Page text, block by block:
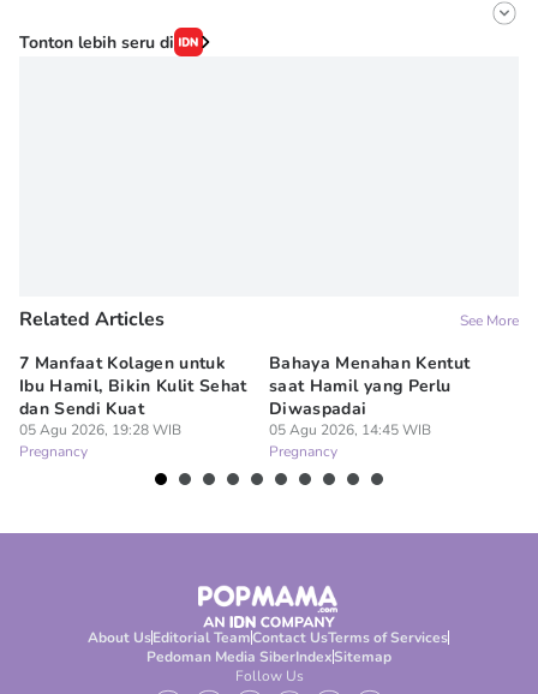
Editor
Onic Metheany
Tonton lebih seru di
Related Articles See More
7 Manfaat Kolagen untuk
Ibu Hamil, Bikin Kulit Sehat
dan Sendi Kuat
05 Agu 2026, 19:28 WIB
Pregnancy
Bahaya Menahan Kentut
saat Hamil yang Perlu
Diwaspadai
05 Agu 2026, 14:45 WIB
Pregnancy
About UsEditorial TeamContact UsTerms of Services
Pedoman Media SiberIndexSitemap
Follow Us